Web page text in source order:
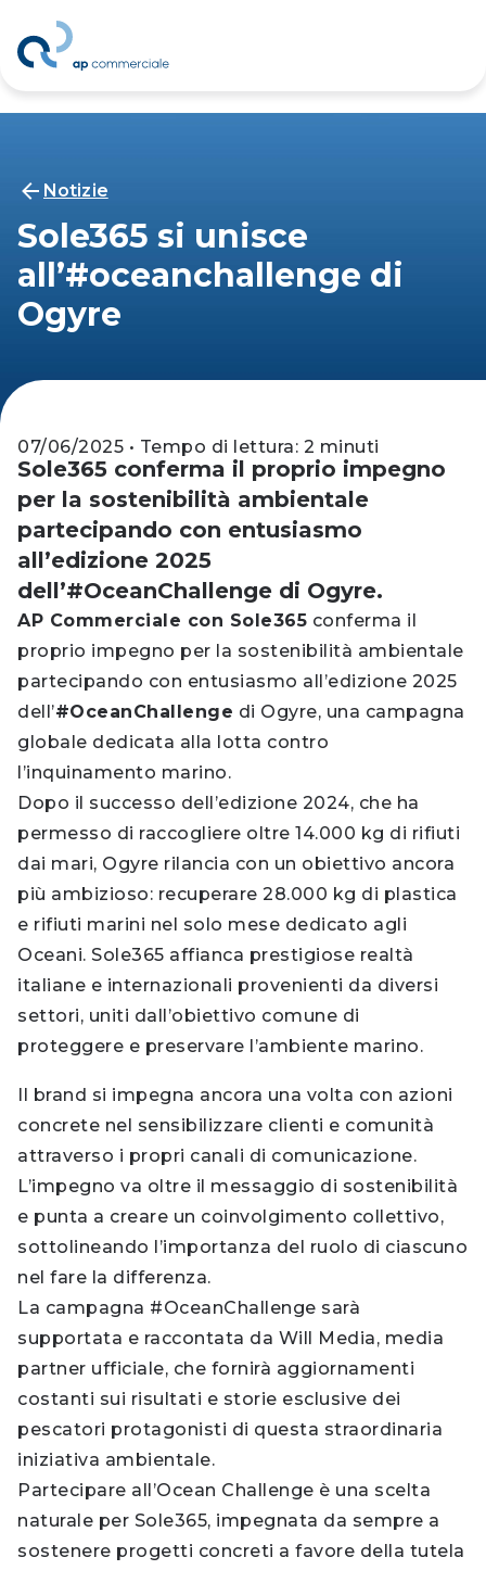
Notizie
Sole365 si unisce
all’#oceanchallenge di
Ogyre
07/06/2025 • Tempo di lettura: 2 minuti
Sole365 conferma il proprio impegno
per la sostenibilità ambientale
partecipando con entusiasmo
all’edizione 2025
dell’#OceanChallenge di Ogyre.
AP Commerciale con Sole365 conferma il
proprio impegno per la sostenibilità ambientale
partecipando con entusiasmo all’edizione 2025
dell’#OceanChallenge di Ogyre, una campagna
globale dedicata alla lotta contro
l’inquinamento marino.
Dopo il successo dell’edizione 2024, che ha
permesso di raccogliere oltre 14.000 kg di rifiuti
dai mari, Ogyre rilancia con un obiettivo ancora
più ambizioso: recuperare 28.000 kg di plastica
e rifiuti marini nel solo mese dedicato agli
Oceani. Sole365 affianca prestigiose realtà
italiane e internazionali provenienti da diversi
settori, uniti dall’obiettivo comune di
proteggere e preservare l’ambiente marino.
Il brand si impegna ancora una volta con azioni
concrete nel sensibilizzare clienti e comunità
attraverso i propri canali di comunicazione.
L’impegno va oltre il messaggio di sostenibilità
e punta a creare un coinvolgimento collettivo,
sottolineando l’importanza del ruolo di ciascuno
nel fare la differenza.
La campagna #OceanChallenge sarà
supportata e raccontata da Will Media, media
partner ufficiale, che fornirà aggiornamenti
costanti sui risultati e storie esclusive dei
pescatori protagonisti di questa straordinaria
iniziativa ambientale.
Partecipare all’Ocean Challenge è una scelta
naturale per Sole365, impegnata da sempre a
sostenere progetti concreti a favore della tutela